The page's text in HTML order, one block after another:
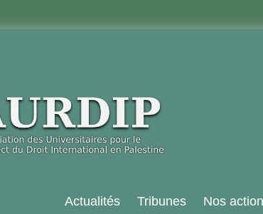
Actualités Tribunes Nos